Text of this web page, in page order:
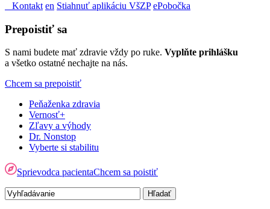
Kontakt en Stiahnuť aplikáciu VšZP ePobočka
Prepoistiť sa
S nami budete mať zdravie vždy po ruke. Vyplňte prihlášku
a všetko ostatné nechajte na nás.
Chcem sa prepoistiť
Peňaženka zdravia
Vernosť+
Zľavy a výhody
Dr. Nonstop
Vyberte si stabilitu
Sprievodca pacientaChcem sa poistiť